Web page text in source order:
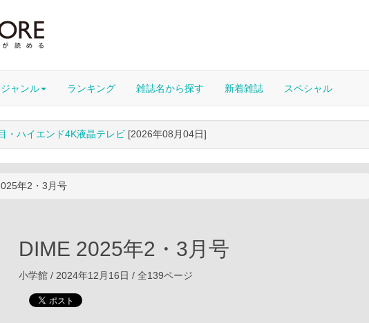
ジャンル ランキング 雑誌名から探す 新着雑誌 スペシャル
・ハイエンド4K液晶テレビ [2026年08月04日]
年2・3月号
DIME 2025年2・3月号
小学館 / 2024年12月16日 / 全139ページ